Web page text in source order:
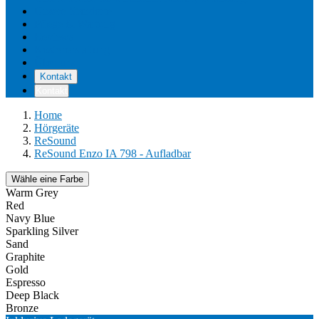
Kontakt
Home
Hörgeräte
ReSound
ReSound Enzo IA 798 - Aufladbar
Wähle eine Farbe
Warm Grey
Red
Navy Blue
Sparkling Silver
Sand
Graphite
Gold
Espresso
Deep Black
Bronze